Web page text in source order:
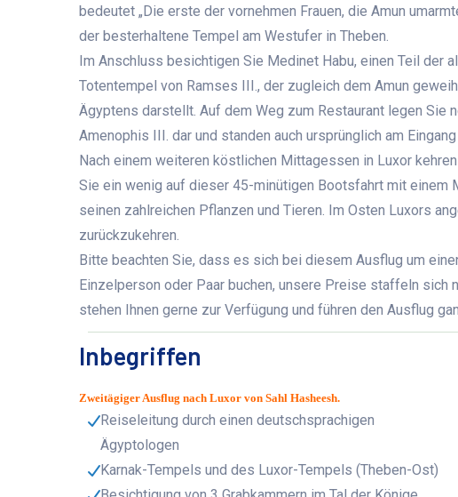
bedeutet „Die erste der vornehmen Frauen, die Amun
der besterhaltene Tempel am Westufer in Theben.
Im Anschluss besichtigen Sie Medinet Habu, einen Teil der
Totentempel von Ramses III., der zugleich dem Amun
Ägyptens darstellt. Auf dem Weg zum Restaurant legen
Amenophis III. dar und standen auch ursprünglich am
Nach einem weiteren köstlichen Mittagessen in Luxor
Sie ein wenig auf dieser 45-minütigen Bootsfahrt mit einem
seinen zahlreichen Pflanzen und Tieren. Im Osten Luxors
zurückzukehren.
Bitte beachten Sie, dass es sich bei diesem Ausflug um
Einzelperson oder Paar buchen, unsere Preise staffeln sich
stehen Ihnen gerne zur Verfügung und führen den Ausflug
Inbegriffen
Zweitägiger Ausflug nach Luxor von Sahl Hasheesh.
Reiseleitung durch einen deutschsprachigen
Ägyptologen
Karnak-Tempels und des Luxor-Tempels (Theben-Ost)